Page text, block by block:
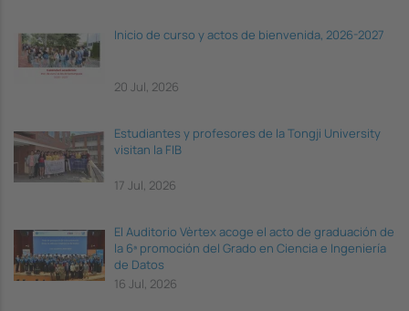
Inicio de curso y actos de bienvenida, 2026-2027
20 Jul, 2026
Estudiantes y profesores de la Tongji University
visitan la FIB
17 Jul, 2026
El Auditorio Vèrtex acoge el acto de graduación de
la 6ª promoción del Grado en Ciencia e Ingeniería
de Datos
16 Jul, 2026